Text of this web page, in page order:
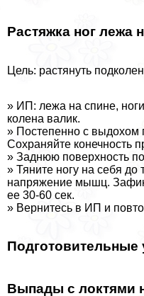
Растяжка ног лежа
Цель: растянуть
» ИП: лежа на спине,
колена валик.
» Постепенно с выдохом
Сохраняйте конечность
» Заднюю поверхность
» Тяните ногу на себя до
напряжение мышц.
ее 30-60 сек.
» Вернитесь в ИП и
Подготовительные
Выпады с локтями